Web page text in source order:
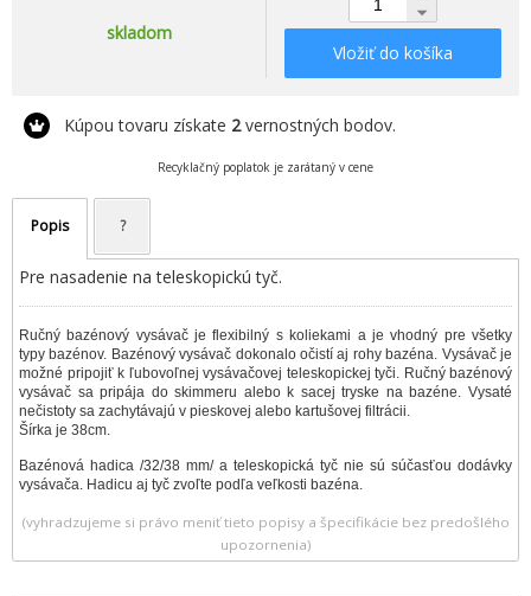
skladom
Vložiť do košíka
Kúpou tovaru získate 2vernostných bodov.
Recyklačný poplatok je zarátaný v cene
Popis ?
Pre nasadenie na teleskopickú tyč.
Ručný bazénový vysávač je flexibilný s koliekami a je vhodný pre všetky
typy bazénov. Bazénový vysávač dokonalo očistí aj rohy bazéna. Vysávač je
možné pripojiť k ľubovoľnej vysávačovej teleskopickej tyči. Ručný bazénový
vysávač sa pripája do skimmeru alebo k sacej tryske na bazéne. Vysaté
nečistoty sa zachytávajú v pieskovej alebo kartušovej filtrácii.
Šírka je 38cm.
Bazénová hadica /32/38 mm/ a teleskopická tyč nie sú súčasťou dodávky
vysávača. Hadicu aj tyč zvoľte podľa veľkosti bazéna.
(vyhradzujeme si právo meniť tieto popisy a špecifikácie bez predošlého
upozornenia)